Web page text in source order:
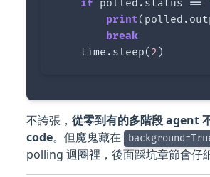
if
polled . status ==
print( polled .
break
time . sleep( 2 )
不誇張， 從零到有的多階段 agent
code。但魔鬼藏在
polling 迴圈裡，後面踩坑章節會仔細